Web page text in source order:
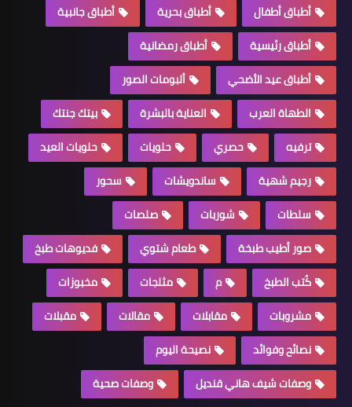
أطباق أطفال أطباق بحرية
أطباق جانبية
أطباق رئيسية
أطباق رمضانية
أطباق عيد الأضحي
ألبومات الصور
الطهاة العرب
العناية بالبشرة
بيتك جنتك
ترفيه
حصري حلويات
حلويات العيد
رجيم شهية
ساندويشات
سحور
سلطات
شوربات
صلصات
صور أطيب طبخة
طعام شتوي
فديوهات طبخ
كُتب الطبخ
م مثلجات
مخبوزات
مشروبات
مقابلات مقالات
مقبلات
نصائح وفوائد
نصيحة اليوم
وصفات شيف هاني قنديل
وصفات صحية